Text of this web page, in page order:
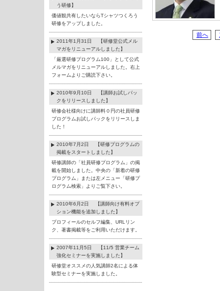
う研修】
価値観共有したいならTシャツつくろう
研修をアップしました。
2011年1月31日 【研修堂公式メル
マガをリニューアルしました】
「厳選研修プログラム100」として公式
メルマガをリニューアルしました。右上
フォームよりご購読下さい。
2010年9月10日 【講師お試しパッ
クをリリースしました】
研修会社様向けに講師料０円の社員研修
プログラムお試しパックをリリースしま
した！
2010年7月2日 【研修プログラムの
掲載をスタートしました】
研修講師の「社員研修プログラム」の掲
載を開始しました。中央の「新着の研修
プログラム」または左メニュー「研修プ
ログラム検索」よりご覧下さい。
2010年6月2日 【講師向け有料オプ
ション機能を追加しました】
プロフィールのセルフ編集、URLリン
ク、著書掲載等をご利用いただけます。
2007年11月5日 【11/5 営業チーム
強化セミナーを実施しました】
研修堂オススメの人気講師2名による体
験型セミナーを実施しました。
前へ